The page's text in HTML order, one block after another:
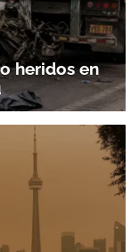
heridos en